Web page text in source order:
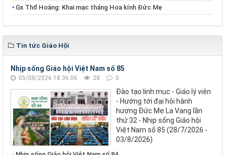
Gx Thổ Hoàng: Khai mạc tháng Hoa kính Đức Mẹ
Tin tức Giáo Hội
Nhịp sống Giáo hội Việt Nam số 85
05/08/2026 18:36:06 28 0
Đào tạo linh mục - Giáo lý viên
- Hướng tới đại hội hành
hương Đức Mẹ La Vang lần
thứ 32 - Nhịp sống Giáo hội
Việt Nam số 85 (28/7/2026 -
03/8/2026)